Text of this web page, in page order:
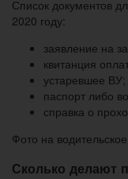
Список документов
2020 году:
заявление на
квитанция
устаревшее ВУ;
паспорт либо
справка о
Фото на
Сколько делают